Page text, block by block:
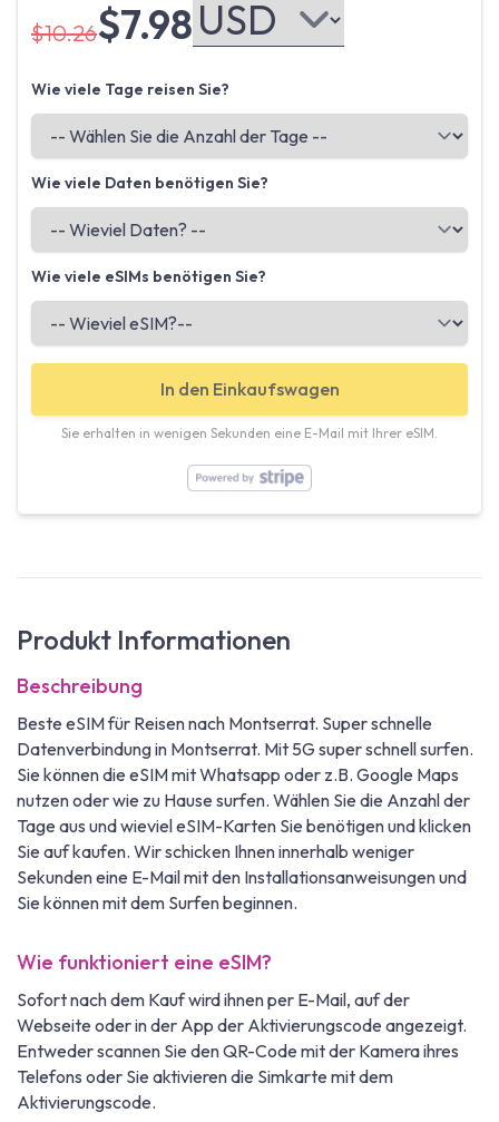
$10.26$7.98
Wie viele Tage reisen Sie?
Wie viele Daten benötigen Sie?
Wie viele eSIMs benötigen Sie?
In den Einkaufswagen
Sie erhalten in wenigen Sekunden eine E-Mail mit Ihrer eSIM.
Produkt Informationen
Beschreibung
Beste eSIM für Reisen nach Montserrat. Super schnelle
Datenverbindung in Montserrat. Mit 5G super schnell surfen.
Sie können die eSIM mit Whatsapp oder z.B. Google Maps
nutzen oder wie zu Hause surfen. Wählen Sie die Anzahl der
Tage aus und wieviel eSIM-Karten Sie benötigen und klicken
Sie auf kaufen. Wir schicken Ihnen innerhalb weniger
Sekunden eine E-Mail mit den Installationsanweisungen und
Sie können mit dem Surfen beginnen.
Wie funktioniert eine eSIM?
Sofort nach dem Kauf wird ihnen per E-Mail, auf der
Webseite oder in der App der Aktivierungscode angezeigt.
Entweder scannen Sie den QR-Code mit der Kamera ihres
Telefons oder Sie aktivieren die Simkarte mit dem
Aktivierungscode.